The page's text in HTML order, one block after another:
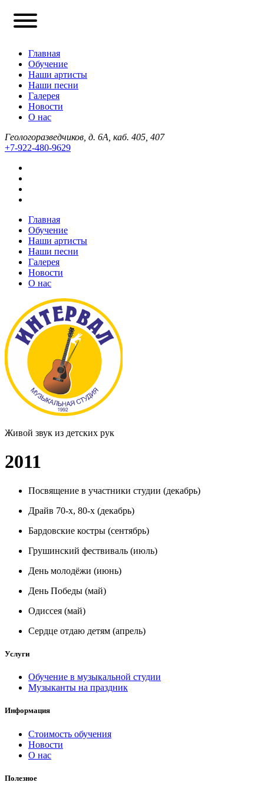
Главная
Обучение
Наши артисты
Наши песни
Галерея
Новости
О нас
Геологоразведчиков, д. 6А, каб. 405, 407
+7-922-480-9629
Главная
Обучение
Наши артисты
Наши песни
Галерея
Новости
О нас
Живой звук из детских рук
2011
Посвящение в участники студии (декабрь)
Драйв 70-х, 80-х (декабрь)
Бардовские костры (сентябрь)
Грушинский фествиваль (июль)
День молодёжи (июнь)
День Победы (май)
Одиссея (май)
Сердце отдаю детям (апрель)
Услуги
Обучение в музыкальной студии
Музыканты на праздник
Информация
Стоимость обучения
Новости
О нас
Полезное